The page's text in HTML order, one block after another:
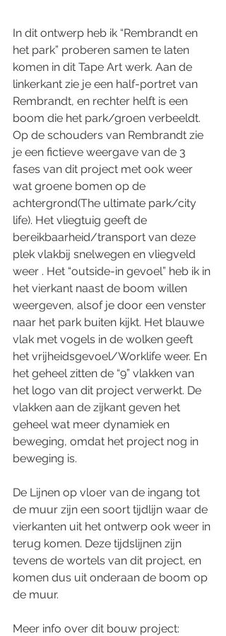
In dit ontwerp heb ik “Rembrandt en
het park” proberen samen te laten
komen in dit Tape Art werk. Aan de
linkerkant zie je een half-portret van
Rembrandt, en rechter helft is een
boom die het park/groen verbeeldt.
Op de schouders van Rembrandt zie
je een fictieve weergave van de 3
fases van dit project met ook weer
wat groene bomen op de
achtergrond(The ultimate park/city
life). Het vliegtuig geeft de
bereikbaarheid/transport van deze
plek vlakbij snelwegen en vliegveld
weer . Het “outside-in gevoel” heb ik in
het vierkant naast de boom willen
weergeven, alsof je door een venster
naar het park buiten kijkt. Het blauwe
vlak met vogels in de wolken geeft
het vrijheidsgevoel/Worklife weer. En
het geheel zitten de “9” vlakken van
het logo van dit project verwerkt. De
vlakken aan de zijkant geven het
geheel wat meer dynamiek en
beweging, omdat het project nog in
beweging is.
De Lijnen op vloer van de ingang tot
de muur zijn een soort tijdlijn waar de
vierkanten uit het ontwerp ook weer in
terug komen. Deze tijdslijnen zijn
tevens de wortels van dit project, en
komen dus uit onderaan de boom op
de muur.
Meer info over dit bouw project: